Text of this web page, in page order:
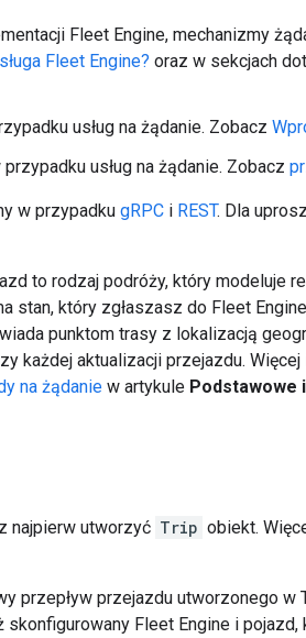
Fleet Engine, mechanizmy
Fleet Engine? oraz w sekcjach
usług na żądanie. Zobacz
przypadku usług na żądanie. Zobacz
w przypadku gRPC i REST. Dla
to rodzaj podróży, który modeluje
stan, który zgłaszasz do Fleet
punktom trasy z lokalizacją
każdej aktualizacji przejazdu.
na żądanie w artykule Podstawowe
najpierw utworzyć Trip obiekt.
przepływ przejazdu utworzonego
skonfigurowany Fleet Engine i